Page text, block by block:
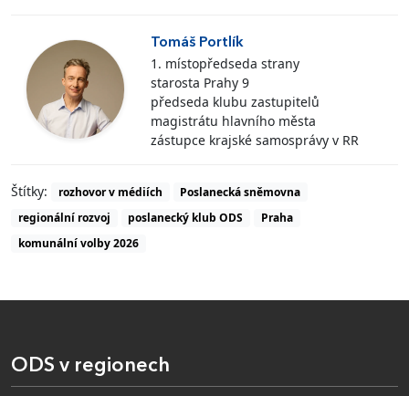
Tomáš Portlík
1. místopředseda strany
starosta Prahy 9
předseda klubu zastupitelů
magistrátu hlavního města
zástupce krajské samosprávy v RR
Štítky: rozhovor v médiích
Poslanecká sněmovna
regionální rozvoj
poslanecký klub ODS
Praha
komunální volby 2026
ODS v regionech